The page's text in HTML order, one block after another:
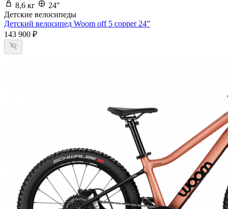
8,6 кг
24"
Детские велосипеды
Детский велосипед Woom off 5 copper 24”
143 900 ₽